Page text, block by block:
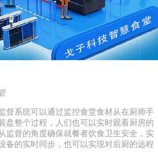
督系统可以通过监控食堂食材从在厨师手
盘整个过程，人们也可以实时观看厨房的
监督的角度确保就餐者饮食卫生安全，实
备的实时同步，也可以实现对后厨的远程